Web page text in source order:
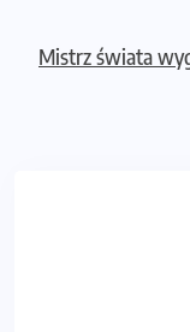
Mistrz świata